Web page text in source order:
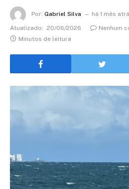
Por: Gabriel Silva
há 1 mês
Atualizado: 20/06/2026
Nenhum
Minutos de leitura